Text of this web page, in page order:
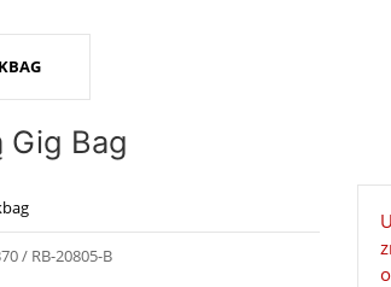
Gig Bag
/ RB-20805-B